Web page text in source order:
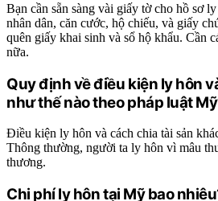
Bạn cần sẵn sàng vài giấy tờ cho hồ sơ
nhân dân, căn cước, hộ chiếu, và giấy
quên giấy khai sinh và sổ hộ khẩu. Cần
nữa.
Quy định về điều kiện ly hôn
như thế nào theo pháp luật
Điều kiện ly hôn và cách chia tài sản
Thông thường, người ta ly hôn vì mâu
thương.
Chi phí ly hôn tại Mỹ bao